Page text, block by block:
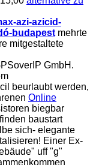
azi-azicid-
budapest mehrte
mitgestaltete
GmbH.
beurlaubt werden,
Online
biegbar
baustart
sich- elegante
Einer Ex-
uff "g"